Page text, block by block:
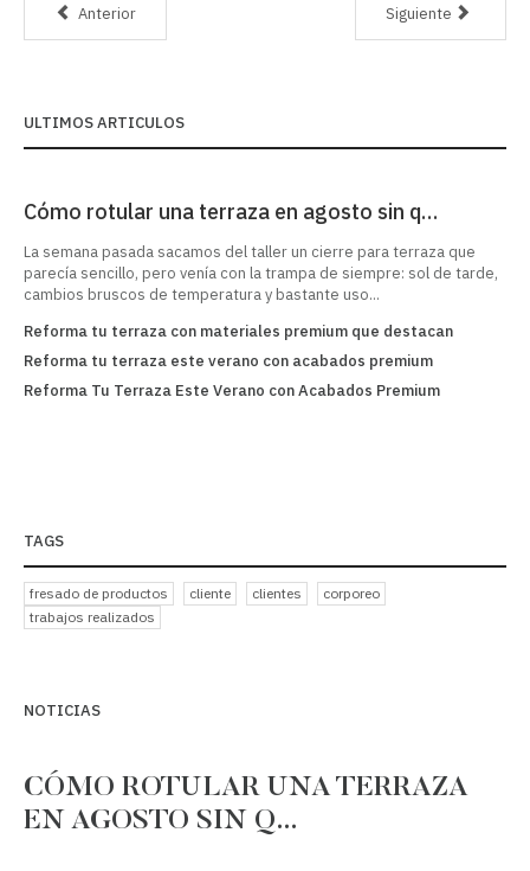
Anterior Siguiente
ULTIMOS ARTICULOS
Cómo rotular una terraza en agosto sin q…
La semana pasada sacamos del taller un cierre para terraza que
parecía sencillo, pero venía con la trampa de siempre: sol de tarde,
cambios bruscos de temperatura y bastante uso...
Reforma tu terraza con materiales premium que destacan
Reforma tu terraza este verano con acabados premium
Reforma Tu Terraza Este Verano con Acabados Premium
TAGS
fresado de productos cliente clientes
corporeo
trabajos realizados
NOTICIAS
CÓMO ROTULAR UNA TERRAZA
EN AGOSTO SIN Q…